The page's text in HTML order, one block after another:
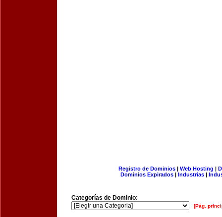
Registro de Dominios| Web Hosting |
Dominios Expirados | Industrias |
Categorías de Dominio:
[Pág.